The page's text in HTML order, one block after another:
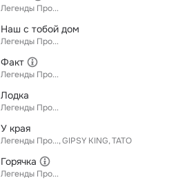
Легенды Про...
Наш с тобой дом
Легенды Про...
Факт
Легенды Про...
Лодка
Легенды Про...
У края
Легенды Про... GIPSY KING ТАТО
Горячка
Легенды Про...